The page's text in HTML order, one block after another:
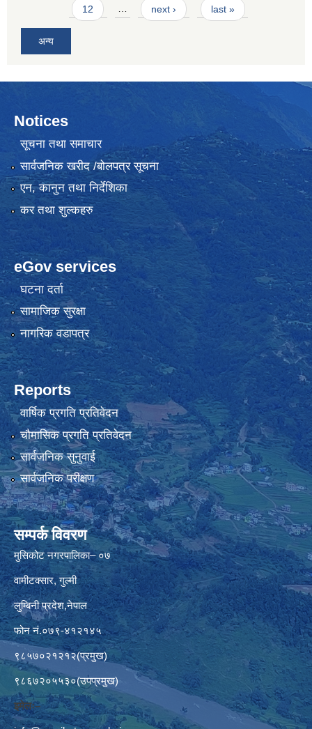
12 … next › last »
अन्य
Notices
सूचना तथा समाचार
सार्वजनिक खरीद /बोलपत्र सूचना
एन, कानुन तथा निर्देशिका
कर तथा शुल्कहरु
eGov services
घटना दर्ता
सामाजिक सुरक्षा
नागरिक वडापत्र
Reports
वार्षिक प्रगति प्रतिवेदन
चौमासिक प्रगति प्रतिवेदन
सार्वजनिक सुनुवाई
सार्वजनिक परीक्षण
सम्पर्क विवरण
मुसिकोट नगरपालिका– ०७
वामीटक्सार, गुल्मी
लुम्बिनी प्रदेश,नेपाल
फोन नं.०७९-४१२१४५
९८५७०२१२१२(प्रमुख)
९८६७२०५५३०(उपप्रमुख)
इमेलः–